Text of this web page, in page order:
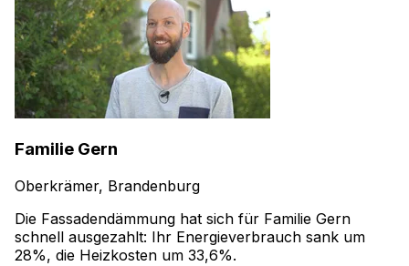
Familie Gern
Oberkrämer, Brandenburg
Die Fassadendämmung hat sich für Familie Gern
schnell ausgezahlt: Ihr Energieverbrauch sank um
28%, die Heizkosten um 33,6%.